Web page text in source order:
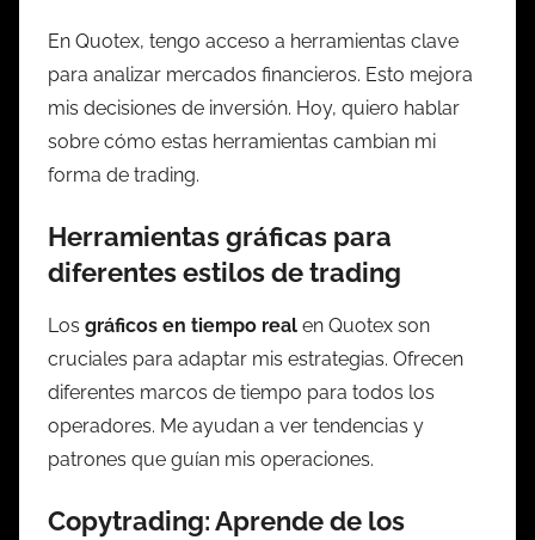
En Quotex, tengo acceso a herramientas clave
para analizar mercados financieros. Esto mejora
mis decisiones de inversión. Hoy, quiero hablar
sobre cómo estas herramientas cambian mi
forma de trading.
Herramientas gráficas para
diferentes estilos de trading
Los gráficos en tiempo real en Quotex son
cruciales para adaptar mis estrategias. Ofrecen
diferentes marcos de tiempo para todos los
operadores. Me ayudan a ver tendencias y
patrones que guían mis operaciones.
Copytrading: Aprende de los